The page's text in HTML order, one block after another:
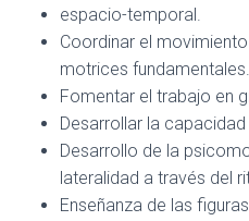
espacio-temporal.
Coordinar el
motrices fundamentales.
Fomentar el trabajo en
Desarrollar la
Desarrollo de la
lateralidad a través del
Enseñanza de las